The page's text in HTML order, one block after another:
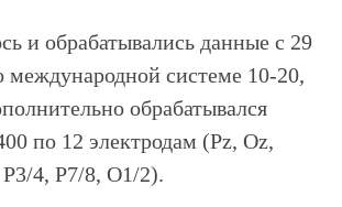
и обрабатывались данные с 29
международной системе 10-20,
обрабатывался
по 12 электродам (Pz, Oz,
4, P7/8, O1/2).